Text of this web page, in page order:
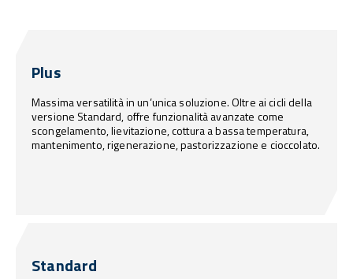
Plus
Massima versatilità in un’unica soluzione. Oltre ai cicli della
versione Standard, offre funzionalità avanzate come
scongelamento, lievitazione, cottura a bassa temperatura,
mantenimento, rigenerazione, pastorizzazione e cioccolato.
Standard